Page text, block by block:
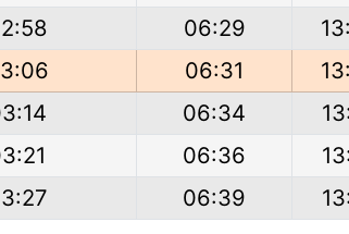
06:29
06:31
06:34
06:36
06:39